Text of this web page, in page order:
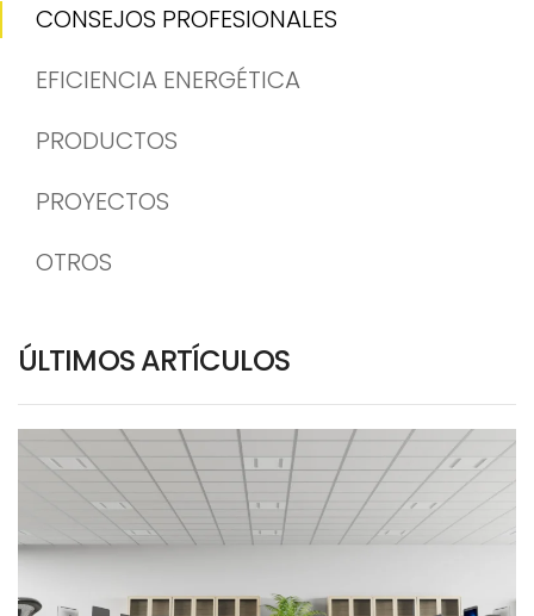
CONSEJOS PROFESIONALES
EFICIENCIA ENERGÉTICA
PRODUCTOS
PROYECTOS
OTROS
ÚLTIMOS ARTÍCULOS